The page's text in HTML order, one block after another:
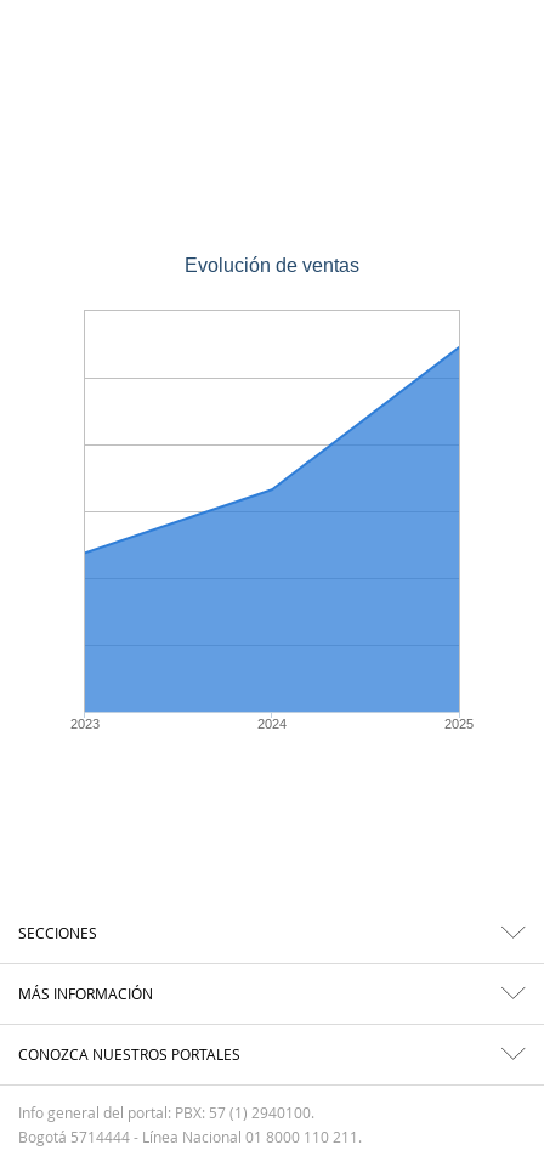
Evolución de ventas
2023 2024 2025
SECCIONES
MÁS INFORMACIÓN
CONOZCA NUESTROS PORTALES
Info general del portal: PBX: 57 (1) 2940100.
Bogotá 5714444 - Línea Nacional 01 8000 110 211.